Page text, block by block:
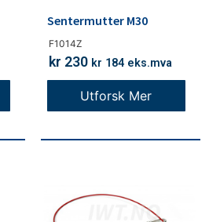
F1014Z
Sentermutter M30
kr 230 kr 184 eks.mva
Utforsk Mer